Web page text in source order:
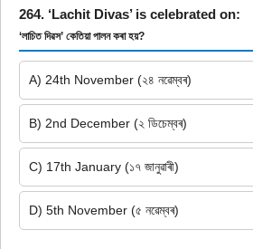
264. ‘Lachit Divas’ is celebrated on:
‘লাচিত দিৱস’ কেতিয়া পালন কৰা হয়?
A) 24th November (২৪ নৱেম্বৰ)
B) 2nd December (২ ডিচেম্বৰ)
C) 17th January (১৭ জানুৱাৰী)
D) 5th November (৫ নৱেম্বৰ)